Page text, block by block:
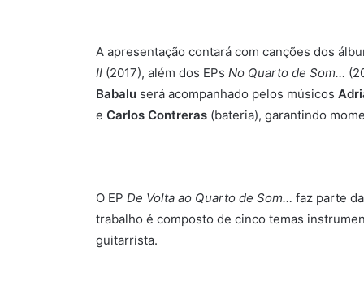
A apresentação contará com canções dos
II (2017), além dos EPs No Quarto de Som…
Babalu será acompanhado pelos músicos
e Carlos Contreras (bateria), garantindo
O EP De Volta ao Quarto de Som… faz parte
trabalho é composto de cinco temas
guitarrista.